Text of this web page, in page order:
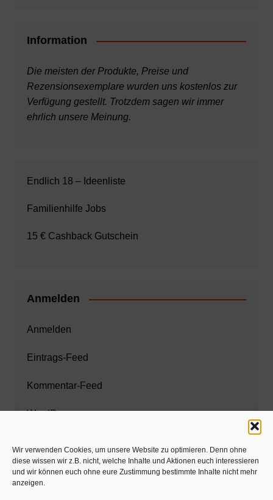
Wir verwenden Cookies, um unsere Website zu optimieren. Denn ohne
diese wissen wir z.B. nicht, welche Inhalte und Aktionen euch interessieren
und wir können euch ohne eure Zustimmung bestimmte Inhalte nicht mehr
anzeigen.
Information
Die meisten der Produkte, Preise und
Rezensionsexemplare wurden uns kostenlos zur
Verfügung gestellt. Trotzdem sagen wir immer
ehrlich unsere Meinung.
Endlich 18 – Ideenliste
Familienhilfe Jobs
15 € Cashback Gutschein
Anmelden
Anmelden
Eintrags-Feed
Kommentar-Feed
WordPress.org
Zahnarzt München